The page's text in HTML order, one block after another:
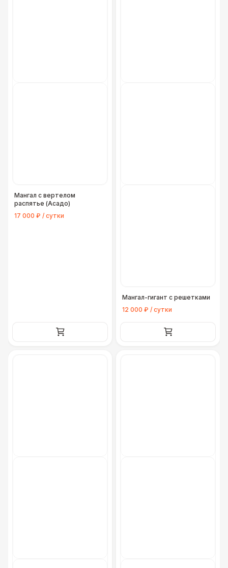
Мангал с вертелом
распятье (Асадо)
17 000 ₽ / сутки
Мангал-гигант с решетками
12 000 ₽ / сутки